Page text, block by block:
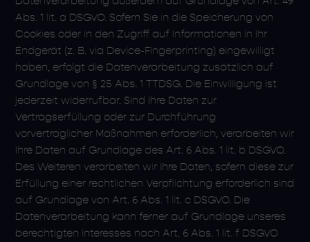
Abs. 1 lit. a DSGVO. Sofern Sie in die Speicherung von
Cookies oder in den Zugriff auf Informationen in Ihr
Endgerät (z. B. via Device-Fingerprinting) eingewilligt
haben, erfolgt die Datenverarbeitung zusätzlich auf
Grundlage von § 25 Abs. 1 TTDSG. Die Einwilligung ist
jederzeit widerrufbar. Sind Ihre Daten zur
Vertragserfüllung oder zur Durchführung
vorvertraglicher Maßnahmen erforderlich, verarbeiten wir
Ihre Daten auf Grundlage des Art. 6 Abs. 1 lit. b DSGVO.
Des Weiteren verarbeiten wir Ihre Daten, sofern diese zur
Erfüllung einer rechtlichen Verpflichtung erforderlich sind
auf Grundlage von Art. 6 Abs. 1 lit. c DSGVO. Die
Datenverarbeitung kann ferner auf Grundlage unseres
berechtigten Interesses nach Art. 6 Abs. 1 lit. f DSGVO